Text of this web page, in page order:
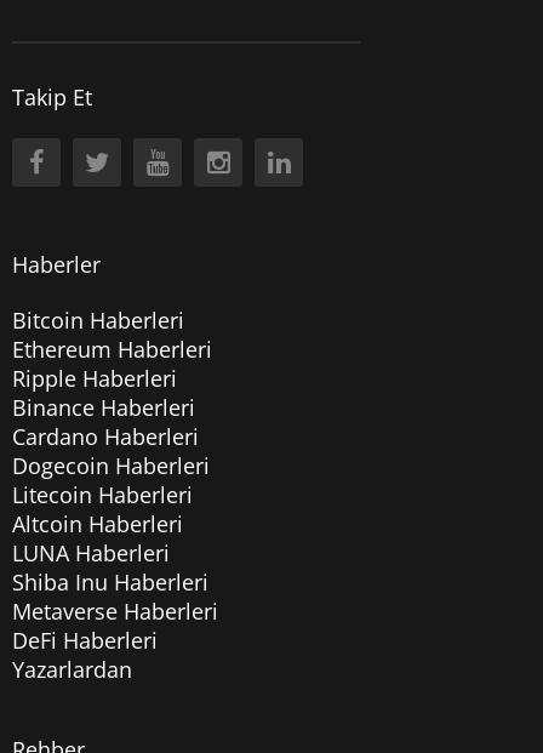
Takip Et
Haberler
Bitcoin Haberleri
Ethereum Haberleri
Ripple Haberleri
Binance Haberleri
Cardano Haberleri
Dogecoin Haberleri
Litecoin Haberleri
Altcoin Haberleri
LUNA Haberleri
Shiba Inu Haberleri
Metaverse Haberleri
DeFi Haberleri
Yazarlardan